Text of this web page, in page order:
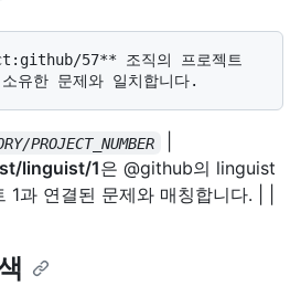
PROJECT_NUMBER
linguist/1은 @github의 linguist
1과 연결된 문제와 매칭합니다. | |